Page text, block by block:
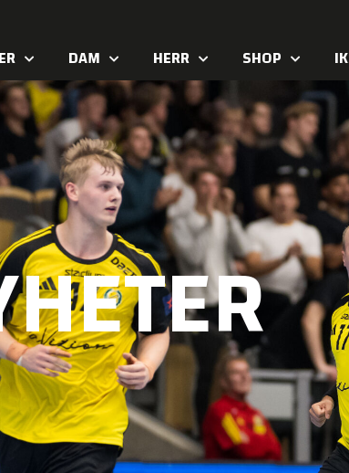
DAM HERR SHOP